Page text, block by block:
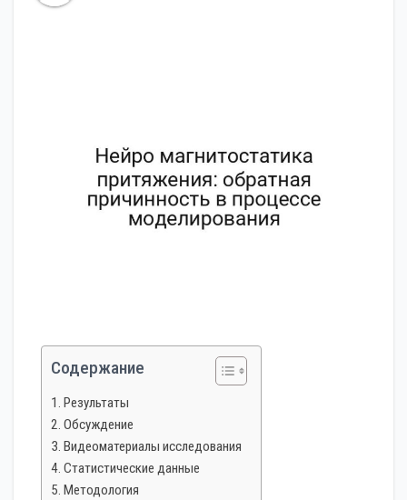
Содержание
Результаты
Обсуждение
Видеоматериалы исследования
Статистические данные
Методология